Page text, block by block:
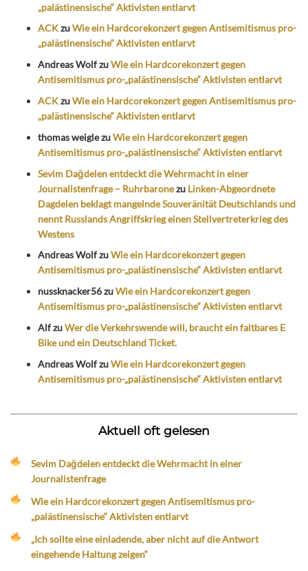
„palästinensische“ Aktivisten entlarvt
ACKzuWie ein Hardcorekonzert gegen Antisemitismus pro-
„palästinensische“ Aktivisten entlarvt
Andreas WolfzuWie ein Hardcorekonzert gegen
Antisemitismus pro-„palästinensische“ Aktivisten entlarvt
ACKzuWie ein Hardcorekonzert gegen Antisemitismus pro-
„palästinensische“ Aktivisten entlarvt
thomas weiglezuWie ein Hardcorekonzert gegen
Antisemitismus pro-„palästinensische“ Aktivisten entlarvt
Sevim Dağdelen entdeckt die Wehrmacht in einer
Journalistenfrage – Ruhrbaronezu Linken-Abgeordnete
Dagdelen beklagt mangelnde Souveränität Deutschlands und
nennt Russlands Angriffskrieg einen Stellvertreterkrieg des
Westens
Andreas WolfzuWie ein Hardcorekonzert gegen
Antisemitismus pro-„palästinensische“ Aktivisten entlarvt
nussknacker56zuWie ein Hardcorekonzert gegen
Antisemitismus pro-„palästinensische“ Aktivisten entlarvt
AlfzuWer die Verkehrswende will, braucht ein faltbares E
Bike und ein Deutschland Ticket.
Andreas WolfzuWie ein Hardcorekonzert gegen
Antisemitismus pro-„palästinensische“ Aktivisten entlarvt
Aktuell oft gelesen
Sevim Dağdelen entdeckt die Wehrmacht in einer
Journalistenfrage
Wie ein Hardcorekonzert gegen Antisemitismus pro-
„palästinensische“ Aktivisten entlarvt
„Ich sollte eine einladende, aber nicht auf die Antwort
eingehende Haltung zeigen“